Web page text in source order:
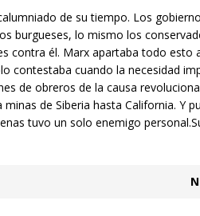
de su tiempo. Los
burgueses, lo mismo los
contra él. Marx apartaba todo esto
contestaba cuando la necesidad
de obreros de la causa
de Siberia hasta California. Y
tuvo un solo enemigo